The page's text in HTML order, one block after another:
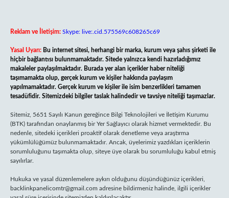
Reklam ve İletişim: Skype: live:.cid.575569c608265c69
Yasal Uyarı: Bu internet sitesi, herhangi bir marka, kurum veya şahıs şirketi ile
hiçbir bağlantısı bulunmamaktadır. Sitede yalnızca kendi hazırladığımız
makaleler paylaşılmaktadır. Burada yer alan içerikler haber niteliği
taşımamakta olup, gerçek kurum ve kişiler hakkında paylaşım
yapılmamaktadır. Gerçek kurum ve kişiler ile isim benzerlikleri tamamen
tesadüfidir. Sitemizdeki bilgiler taslak halindedir ve tavsiye niteliği taşımazlar.
Sitemiz, 5651 Sayılı Kanun gereğince Bilgi Teknolojileri ve İletişim Kurumu
(BTK) tarafından onaylanmış bir Yer Sağlayıcı olarak hizmet vermektedir. Bu
nedenle, sitedeki içerikleri proaktif olarak denetleme veya araştırma
yükümlülüğümüz bulunmamaktadır. Ancak, üyelerimiz yazdıkları içeriklerin
sorumluluğunu taşımakta olup, siteye üye olarak bu sorumluluğu kabul etmiş
sayılırlar.
Hukuka ve yasal düzenlemelere aykırı olduğunu düşündüğünüz içerikleri,
backlinkpanelicomtr@gmail.com adresine bildirmeniz halinde, ilgili içerikler